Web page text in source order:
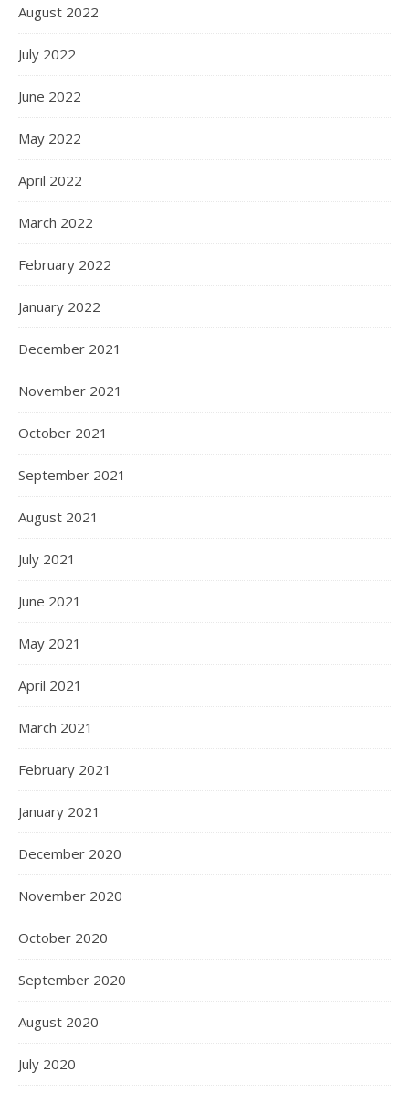
August 2022
July 2022
June 2022
May 2022
April 2022
March 2022
February 2022
January 2022
December 2021
November 2021
October 2021
September 2021
August 2021
July 2021
June 2021
May 2021
April 2021
March 2021
February 2021
January 2021
December 2020
November 2020
October 2020
September 2020
August 2020
July 2020